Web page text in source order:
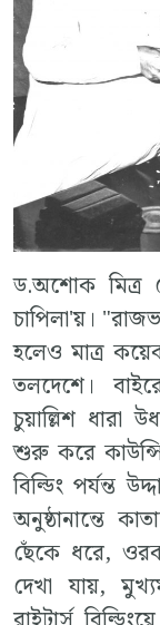
ড.অশোক মিত্র
চাপিলা'য়।
হলেও মাত্র
তলদেশে।
চুয়াল্লিশ ধারা
শুরু করে
বিল্ডিং পর্যন্ত
অনুষ্ঠানান্তে
ছেঁকে ধরে,
দেখা যায়,